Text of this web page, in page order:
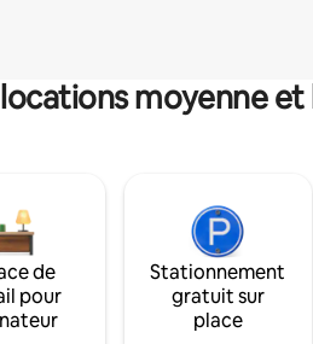
moyenne
de
pour
Stationnement
gratuit sur
place